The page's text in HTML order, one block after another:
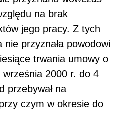
na brak
jego pracy. Z tych
przyznała powodowi
trwania umowy o
2000 r. do 4
przebywał na
czym w okresie do